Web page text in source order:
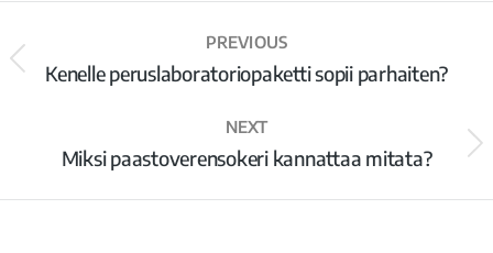
PREVIOUS
Kenelle peruslaboratoriopaketti sopii parhaiten?
NEXT
Miksi paastoverensokeri kannattaa mitata?